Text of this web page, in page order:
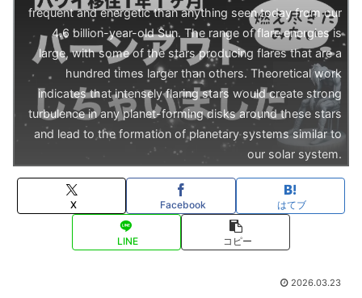
frequent and energetic than anything seen today from our
4.6 billion-year-old Sun. The range of flare energies is
large, with some of the stars producing flares that are a
hundred times larger than others. Theoretical work
indicates that intensely flaring stars would create strong
turbulence in any planet-forming disks around these stars
and lead to the formation of planetary systems similar to
our solar system.
X Facebook はてブ
LINE コピー
2026.03.23